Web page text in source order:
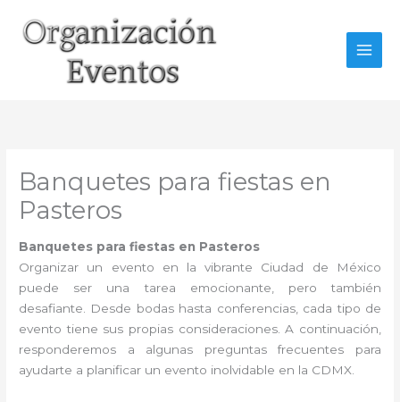
contenido
Banquetes para fiestas en
Pasteros
Banquetes para fiestas en Pasteros
Organizar un evento en la vibrante Ciudad de México
puede ser una tarea emocionante, pero también
desafiante. Desde bodas hasta conferencias, cada tipo de
evento tiene sus propias consideraciones. A continuación,
responderemos a algunas preguntas frecuentes para
ayudarte a planificar un evento inolvidable en la CDMX.